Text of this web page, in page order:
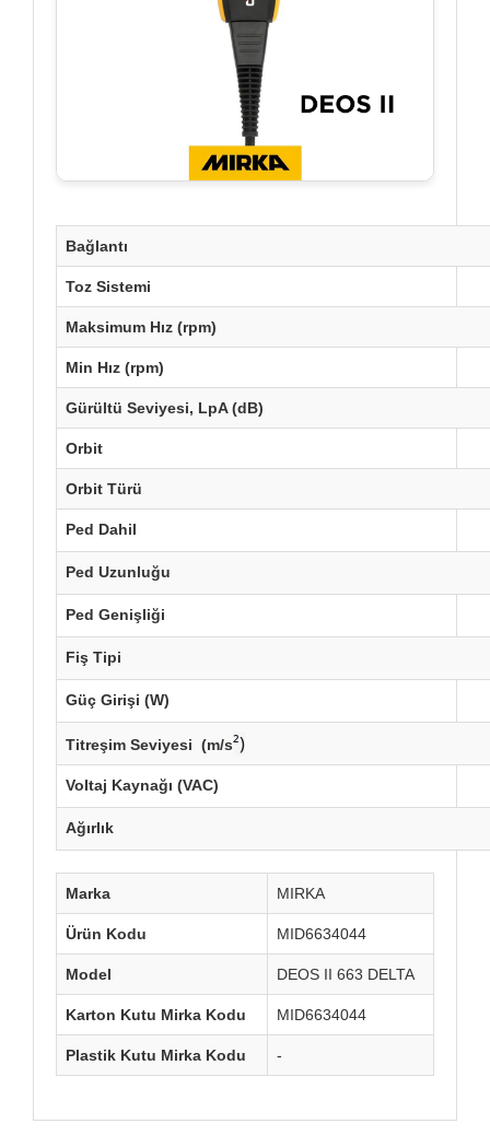
Bağlantı
Toz Sistemi
Maksimum Hız (rpm)
Min Hız (rpm)
Gürültü Seviyesi, LpA (dB)
Orbit
Orbit Türü
Ped Dahil
Ped Uzunluğu
Ped Genişliği
Fiş Tipi
Güç Girişi (W)
Titreşim Seviyesi (m/s²)
Voltaj Kaynağı (VAC)
Ağırlık
Marka MIRKA
Ürün Kodu MID6634044
Model DEOS II 663 DELTA
Karton Kutu Mirka Kodu MID6634044
Plastik Kutu Mirka Kodu -